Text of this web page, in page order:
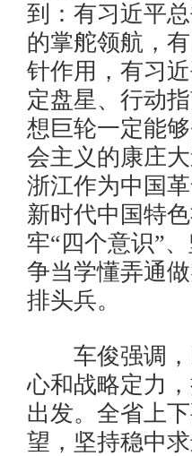
到：有习近平
的掌舵领航，
针作用，有习
定盘星、行动
想巨轮一定能
会主义的康庄
浙江作为中国
新时代中国特
牢“四个意识”
争当学懂弄通
排头兵。
车俊强调，
心和战略定力
出发。全省上
望，坚持稳中